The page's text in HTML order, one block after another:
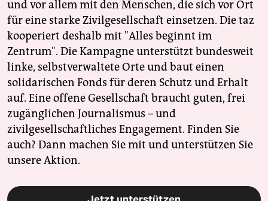
und vor allem mit den Menschen, die sich vor Ort
für eine starke Zivilgesellschaft einsetzen. Die taz
kooperiert deshalb mit "Alles beginnt im
Zentrum". Die Kampagne unterstützt bundesweit
linke, selbstverwaltete Orte und baut einen
solidarischen Fonds für deren Schutz und Erhalt
auf. Eine offene Gesellschaft braucht guten, frei
zugänglichen Journalismus – und
zivilgesellschaftliches Engagement. Finden Sie
auch? Dann machen Sie mit und unterstützen Sie
unsere Aktion.